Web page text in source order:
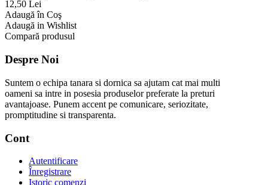
12,50 Lei
Adaugă în Coş
Adaugă in Wishlist
Compară produsul
Despre Noi
Suntem o echipa tanara si dornica sa ajutam cat mai multi
oameni sa intre in posesia produselor preferate la preturi
avantajoase. Punem accent pe comunicare, seriozitate,
promptitudine si transparenta.
Cont
Autentificare
Înregistrare
Istoric comenzi